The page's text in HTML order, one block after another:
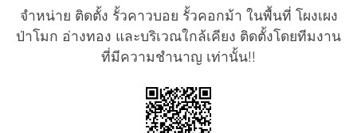
จำหน่าย ติดตั้ง รั้วคาวบอย รั้วคอกม้า ในพื้นที่ โผงเผง
ป่าโมก อ่างทอง และบริเวณใกล้เคียง ติดตั้งโดยทีมงาน
ที่มีความชำนาญ เท่านั้น!!